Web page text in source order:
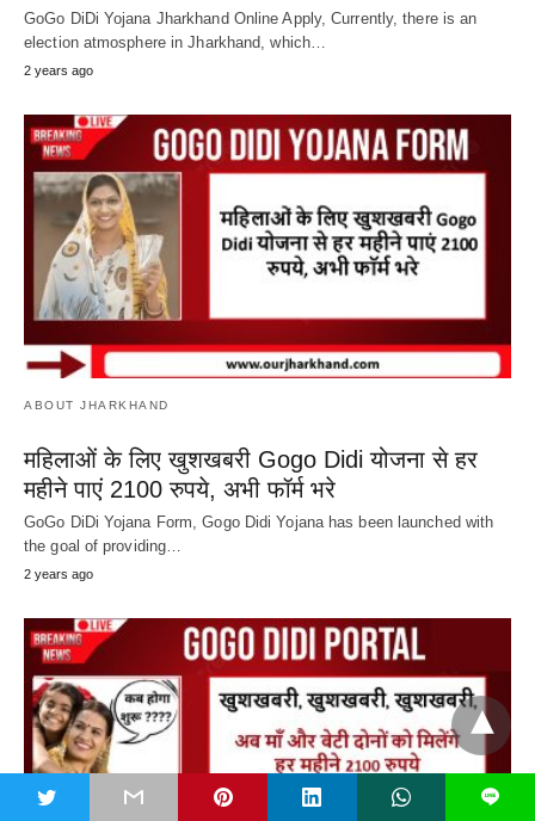
GoGo DiDi Yojana Jharkhand Online Apply, Currently, there is an
election atmosphere in Jharkhand, which…
2 years ago
ABOUT JHARKHAND
महिलाओं के लिए खुशखबरी Gogo Didi योजना से हर
महीने पाएं 2100 रुपये, अभी फॉर्म भरे
GoGo DiDi Yojana Form, Gogo Didi Yojana has been launched with
the goal of providing…
2 years ago
L